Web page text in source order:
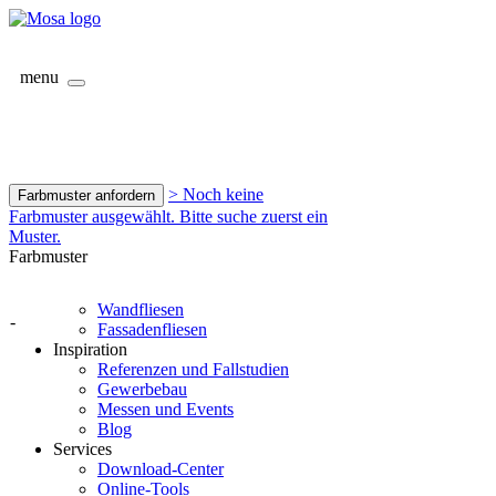
menu
Farbmuster anfordern
> Noch keine
Farbmuster ausgewählt. Bitte suche zuerst ein
Muster.
Farbmuster
-
Wandfliesen
Fassadenfliesen
Inspiration
Referenzen und Fallstudien
Gewerbebau
Messen und Events
Blog
Services
Download-Center
Online-Tools